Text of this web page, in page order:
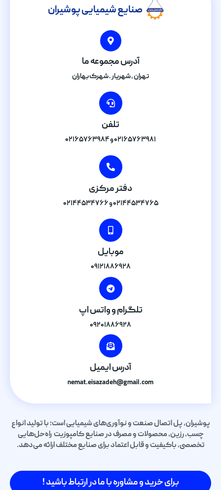
صنایع شیمیایی پوشیران
آدرس مجموعه ما
تهران , شهریار . شهرک بهاران
تلفن
۰۲۱۶۵۷۶۳۹۸۱ و ۰۲۱۶۵۷۶۳۹۸۴
دفتر مرکزی
۰۲۱۴۴۵۳۴۷۶۵ و ۰۲۱۴۴۵۳۴۷۶۶
موبایل
۰۹۱۲۱۸۸۶۹۲۸
تلگرام و واتس اپ
۰۹۲۰۱۸۸۶۹۲۸
آدرس ایمیل
nemat.eisazadeh@gmail.com
پوشیران، پل اتصال صنعت و نوآوری‌های شیمیایی است؛ با تولید انواع
چسب، رزین، محصولات و مصرف در صنایع کامپوزیت راه‌حل‌هایی
تخصصی، باکیفیت و قابل اعتماد برای صنایع مختلف ارائه می‌دهد.
برای خرید و مشاوره با ما در ارتباط باشید !